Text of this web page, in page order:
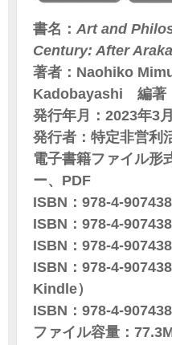
書名： Art and
Century: After
著者：Naohiko
Kadobayashi 編著
発行年月：2023年3
発行者：特定非営利
電子書籍ファイル形
ー、PDF
ISBN：978-4-
ISBN：978-4-
ISBN：978-4-
ISBN：978-4-
Kindle）
ISBN：978-4-
ファイル容量：